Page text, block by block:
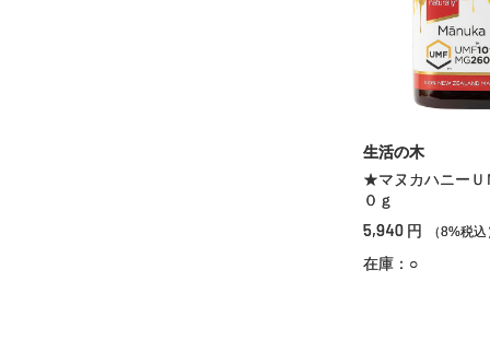
生活の木
★マヌカハニーＵ
０ｇ
5,940 円 （8%税
在庫：○